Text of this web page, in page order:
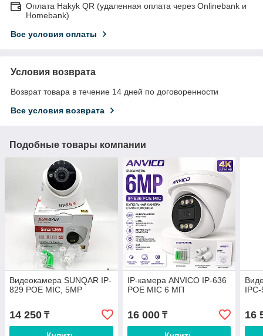
Оплата Hakyk QR (удаленная оплата через Onlinebank и
Homebank)
Все условия оплаты
Условия возврата
Возврат товара в течение 14 дней по договоренности
Все условия возврата
Подобные товары компании
Видеокамера SUNQAR IP-
829 POE MIC, 5MP
14 250 ₸
IP-камера ANVICO IP-636
POE MIC 6 МП
16 000₸ 16